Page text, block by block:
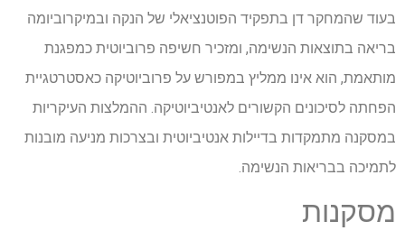
בעוד שהמחקר דן בתפקיד הפוטנציאלי של הנקה ובמיקרוביומה
בריאה בתוצאות הנשימה, ומזכיר חשיפה פרוביוטית כמפגנת
מותאמת, הוא אינו ממליץ במפורש על פרוביוטיקה כאסטרטגיית
הפחתה לסיכונים הקשורים לאנטיביוטיקה. ההמלצות העיקריות
במסקנה מתמקדות בדיילות אנטיביוטית ובצרכות מניעה מובנות
לתמיכה בבריאות הנשימה.
מסקנות